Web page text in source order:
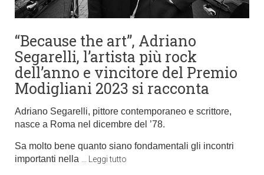
“Because the art”, Adriano
Segarelli, l’artista più rock
dell’anno e vincitore del Premio
Modigliani 2023 si racconta
Adriano Segarelli, pittore contemporaneo e scrittore,
nasce a Roma nel dicembre del ’78.
Sa molto bene quanto siano fondamentali gli incontri
importanti nella
Leggi tutto